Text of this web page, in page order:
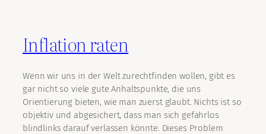
Inflation raten
Wenn wir uns in der Welt zurechtfinden wollen, gibt es
gar nicht so viele gute Anhaltspunkte, die uns
Orientierung bieten, wie man zuerst glaubt. Nichts ist so
objektiv und abgesichert, dass man sich gefahrlos
blindlinks darauf verlassen könnte. Dieses Problem